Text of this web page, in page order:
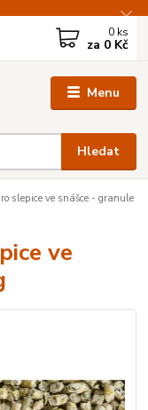
Menu
Hledat
0 ks
za 0 Kč
slepice ve snášce - granule
ve